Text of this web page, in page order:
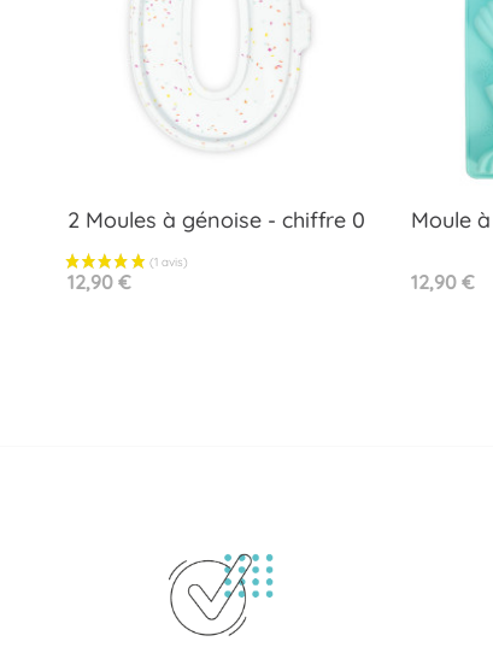
Aperçu rapide
2 Moules à génoise - chiffre 0
Prix
12,90 €
Moule
Prix
12,90 €